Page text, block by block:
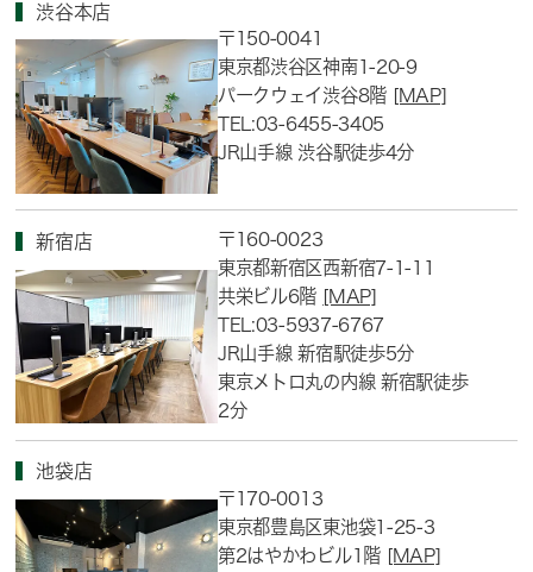
渋谷本店
〒150-0041
東京都渋谷区神南1-20-9
パークウェイ渋谷8階 [MAP]
TEL:03-6455-3405
JR山手線 渋谷駅徒歩4分
新宿店
〒160-0023
東京都新宿区西新宿7-1-11
共栄ビル6階 [MAP]
TEL:03-5937-6767
JR山手線 新宿駅徒歩5分
東京メトロ丸の内線 新宿駅徒歩
2分
池袋店
〒170-0013
東京都豊島区東池袋1-25-3
第2はやかわビル1階 [MAP]